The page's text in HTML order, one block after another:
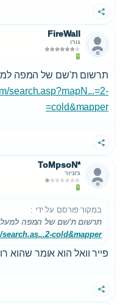
שתף
FireWall
גורו
תרשום ת'שם של המפה
search.asp?mapN...=2-
cold&mapper=
שתף
ToMpsoN*
ג'וניור
במקור פורסם על ידי :
תרשום ת'שם של המפה
cold&mapper=
פייר וואל הוא אומר שהוא
שתף